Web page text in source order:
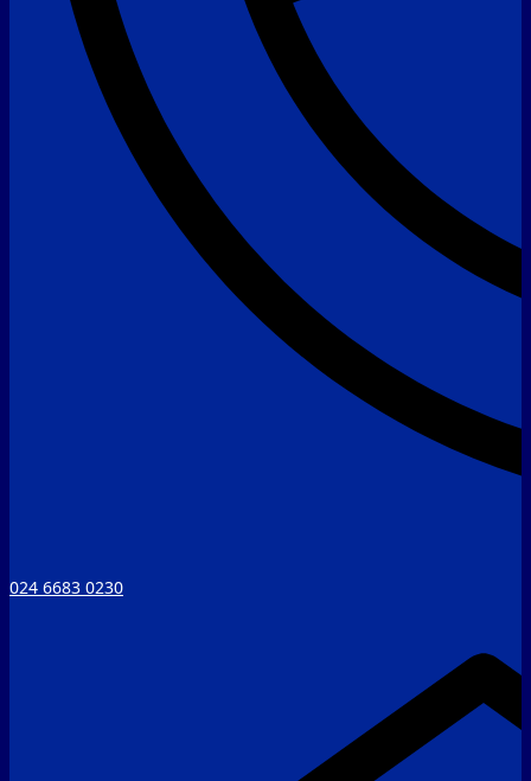
024 6683 0230